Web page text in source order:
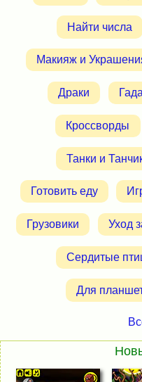
Найти числа
Макияж и
Драки
Кроссворды
Танки и
Готовить еду
Грузовики Уход
Сердитые
Для